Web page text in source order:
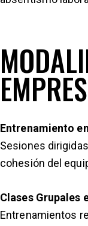
Entrenamiento
Sesiones
cohesión del
Clases Grupales
Entrenamientos